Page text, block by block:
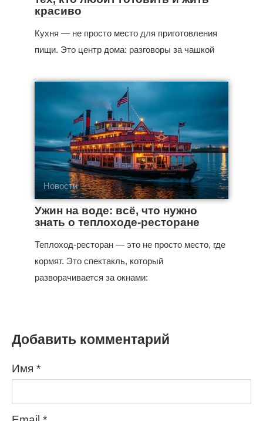
красиво
Кухня — не просто место для приготовления
пищи. Это центр дома: разговоры за чашкой
Новости
Ужин на воде: всё, что нужно
знать о теплоходе-ресторане
Теплоход-ресторан — это не просто место, где
кормят. Это спектакль, который
разворачивается за окнами:
Добавить комментарий
Имя *